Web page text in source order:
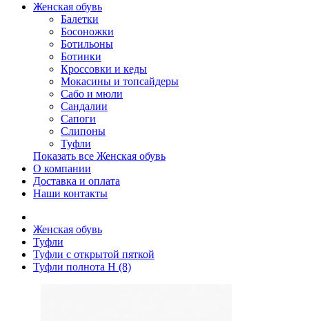
Женская обувь
Балетки
Босоножки
Ботильоны
Ботинки
Кроссовки и кеды
Мокасины и топсайдеры
Сабо и мюли
Сандалии
Сапоги
Слипоны
Туфли
Показать все Женская обувь
О компании
Доставка и оплата
Наши контакты
Женская обувь
Туфли
Туфли с открытой пяткой
Туфли полнота H (8)